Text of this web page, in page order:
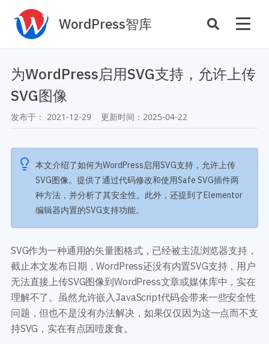
WordPress智库
主机托管 性能优化
SEO与全站运营
案例
主题案例
插件案例
商店
插件商店
资源
主题推荐
插件推荐
开发手册
主题开发手册
插件开发手册
开发教程
主题开发分享
后台开发定制
前端开发技巧
开发文档手册
技术专题
安全增强
性能优化
为WordPress启用SVG支持，允许上传
SVG图像
发布于： 2021-12-29 更新时间： 2025-04-22
本文介绍了如何为WordPress启用SVG支持，允许上传
SVG图像。提供了通过代码修改和使用Safe SVG插件两
种方法，并分析了其安全性。此外，还提到了Elementor
编辑器内置的SVG支持功能。
SVG作为一种通用的矢量图格式，已经被主流浏览器支持，
截止本文发布日期，WordPress还没有内置SVG支持，用户
无法直接上传SVG图像到WordPress文章或媒体库中，实在
理解不了。虽然允许嵌入JavaScript代码会带来一些安全性
问题，但也不是没有办法解决，如果仅仅因为这一点而不支
持SVG，实在有点因噎废食。